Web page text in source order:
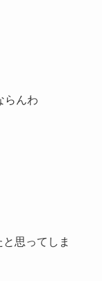
らんわ
思ってしま